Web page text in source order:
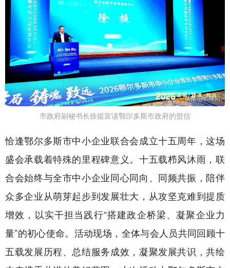
市政府副秘书长徐挺宣读鄂尔多斯市政府的贺信
恰逢鄂尔多斯市中小企业联合会成立十五周年，这场
盛会承载着特殊的里程碑意义。十五载栉风沐雨，联
合会始终与全市中小企业同心同向、同频共振，陪伴
众多企业从萌芽起步到发展壮大，从攻坚克难到提质
增效，以实干担当践行“搭建政企桥梁、凝聚企业力
量”的初心使命。活动现场，全体与会人员共同回顾十
五载发展历程、总结服务成效，凝聚发展共识，共绘